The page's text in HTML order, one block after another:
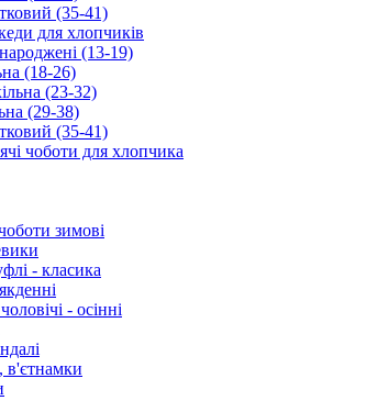
(35-41)
для хлопчиків
(13-19)
(18-26)
(23-32)
(29-38)
(35-41)
чоботи для хлопчика
зимові
- класика
- осінні
в'єтнамки